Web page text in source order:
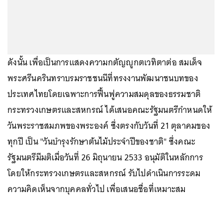
ดังนั้น เพื่อเป็นการแสดงความกตัญญูกตเวทิตาต่อ สมเด็จ
พระศรีนครินทราบรมราชชนนีที่ทรงงานพัฒนาชนบทของ
ประเทศไทยโดยเฉพาะการฟื้นฟูความสมดุลของธรรมชาติ
กระทรวงเกษตรและสหกรณ์ ได้เสนอคณะรัฐมนตรีกำหนดให้
วันพระราชสมภพของพระองค์ ซึ่งตรงกับวันที่ 21 ตุลาคมของ
ทุกปี เป็น "วันบำรุงรักษาต้นไม้ประจำปีของชาติ" ซึ่งคณะ
รัฐมนตรีมีมติเมื่อวันที่ 26 มิถุนายน 2533 อนุมัติในหลักการ
โดยให้กระทรวงเกษตรและสหกรณ์ รับไปดำเนินการระดม
ความคิดเห็นจากบุคคลทั่วไป เพื่อเสนอชื่อที่เหมาะสม